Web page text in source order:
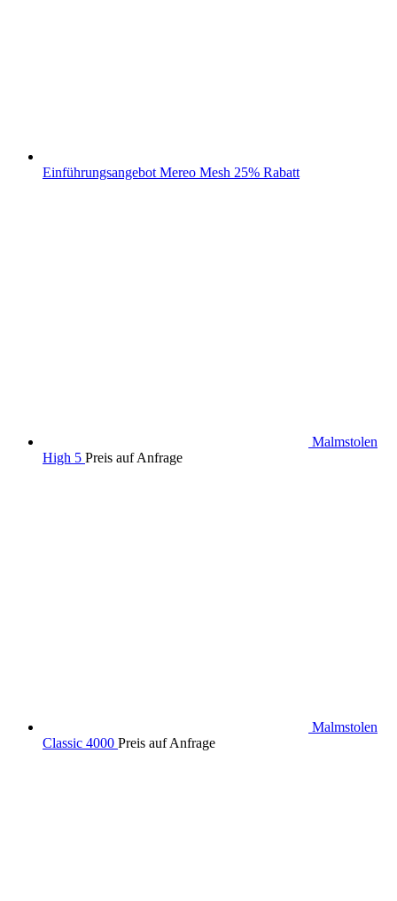
Einführungsangebot Mereo Mesh 25% Rabatt
Malmstolen
High 5 Preis auf Anfrage
Malmstolen
Classic 4000 Preis auf Anfrage